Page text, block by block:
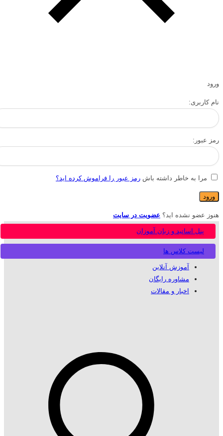
ورود
نام کاربری:
رمز عبور:
مرا به خاطر داشته باش رمز عبور را فراموش کرده اید؟
هنوز عضو نشده اید؟ عضویت در سایت
لیست کلاس ها
پنل اساتید و زبان آموزان
آموزش آنلاین
مشاوره رایگان
اخبار و مقالات